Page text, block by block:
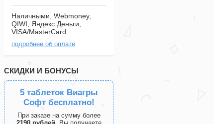
Наличными, Webmoney,
QIWI, Яндекс.Деньги,
VISA/MasterCard
подробнее об оплате
СКИДКИ И БОНУСЫ
5 таблеток Виагры
Софт бесплатно!
При заказе на сумму более